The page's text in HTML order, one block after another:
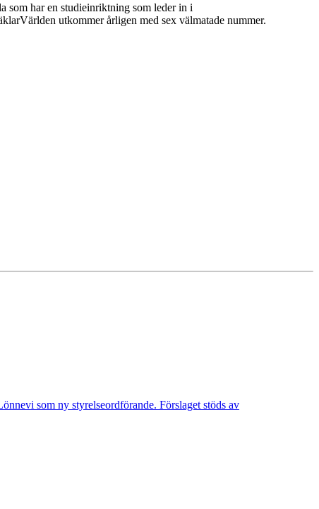
som har en studieinriktning som leder in i
utkommer årligen med sex välmatade nummer.
som ny styrelseordförande. Förslaget stöds av